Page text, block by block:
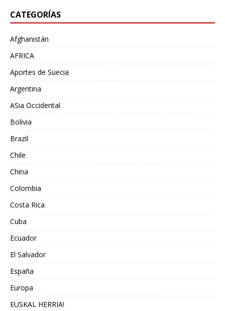
CATEGORÍAS
Afghanistán
AFRICA
Aportes de Suecia
Argentina
ASia Occidental
Bolivia
Brazil
Chile
China
Colombia
Costa Rica
Cuba
Ecuador
El Salvador
España
Europa
EUSKAL HERRIA!